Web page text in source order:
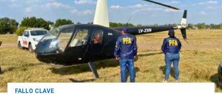
FALLO CLAVE